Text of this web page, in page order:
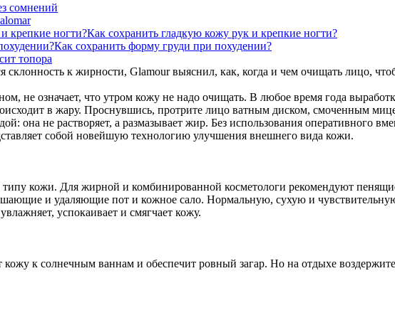
сомнений
Как сохранить гладкую кожу рук и крепкие ногти?
Как сохранить форму груди при похудении?
топора
склонность к жирности, Glamour выяснил, как, когда и чем очищать лицо,
не означает, что утром кожу не надо очищать. В любое время года
в жару. Проснувшись, протрите лицо ватным диском, смоченным
она не растворяет, а размазывает жир. Без использования оперативного
собой новейшую технологию улучшения внешнего вида кожи.
кожи. Для жирной и комбинированной косметологи рекомендуют
и удаляющие пот и кожное сало. Нормальную, сухую и
успокаивает и смягчает кожу.
к солнечным ваннам и обеспечит ровный загар. Но на отдыхе